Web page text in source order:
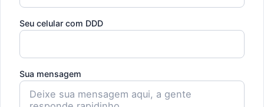
Seu celular com DDD
Sua mensagem